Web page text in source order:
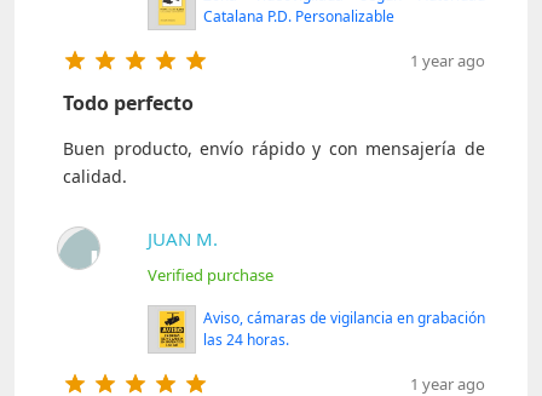
Catalana P.D. Personalizable
1 year ago
Todo perfecto
Buen producto, envío rápido y con mensajería de
calidad.
J JUAN M.
Verified purchase
Aviso, cámaras de vigilancia en grabación
las 24 horas.
1 year ago